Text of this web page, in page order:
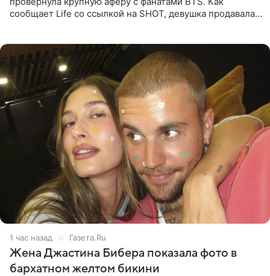
сообщает Life со ссылкой на SHOT, девушка продавала
1 час назад Газета.Ru
Жена Джастина Бибера показала фото в
бархатном желтом бикини